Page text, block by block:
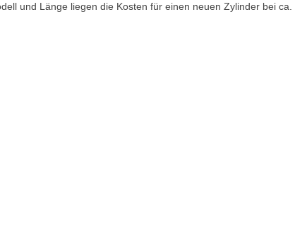
und Länge liegen die Kosten für einen neuen Zylinder bei ca.